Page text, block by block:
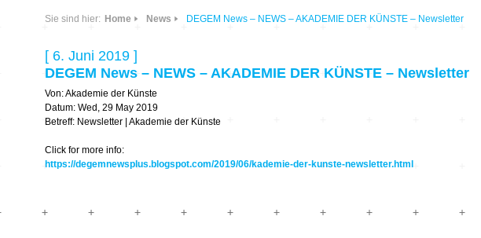
Sonic Planet
Zeit
Forschung
Sie sind hier: Home News DEGEM News – NEWS – AKADEMIE DER KÜNSTE – Newsletter
[ 6. Juni 2019 ]
DEGEM News – NEWS – AKADEMIE DER KÜNSTE – Newsletter
Von: Akademie der Künste
Datum: Wed, 29 May 2019
Betreff: Newsletter | Akademie der Künste
Click for more info:
https://degemnewsplus.blogspot.com/2019/06/kademie-der-kunste-newsletter.html